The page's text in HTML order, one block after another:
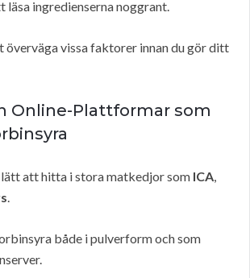
ingredienserna noggrant.
överväga vissa faktorer innan du gör ditt
Online-Plattformar som
att hitta i stora matkedjor som ICA,
.
både i pulverform och som